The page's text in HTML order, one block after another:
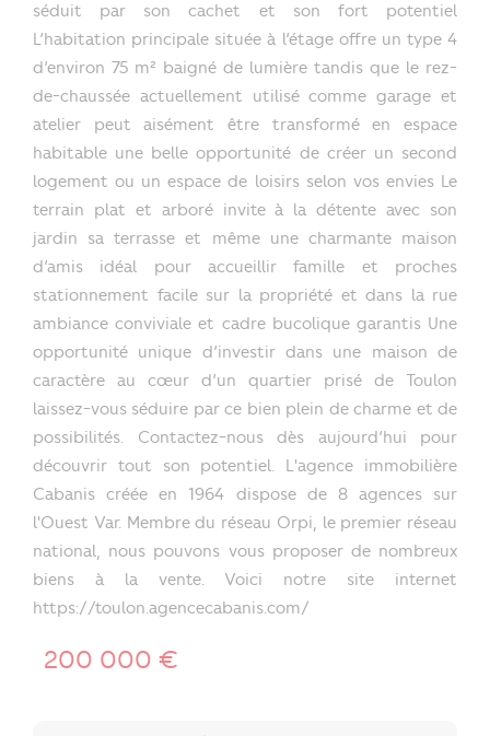
séduit par son cachet et son fort potentiel
L’habitation principale située à l’étage offre un type 4
d’environ 75 m² baigné de lumière tandis que le rez-
de-chaussée actuellement utilisé comme garage et
atelier peut aisément être transformé en espace
habitable une belle opportunité de créer un second
logement ou un espace de loisirs selon vos envies Le
terrain plat et arboré invite à la détente avec son
jardin sa terrasse et même une charmante maison
d’amis idéal pour accueillir famille et proches
stationnement facile sur la propriété et dans la rue
ambiance conviviale et cadre bucolique garantis Une
opportunité unique d’investir dans une maison de
caractère au cœur d’un quartier prisé de Toulon
laissez-vous séduire par ce bien plein de charme et de
possibilités. Contactez-nous dès aujourd’hui pour
découvrir tout son potentiel. L'agence immobilière
Cabanis créée en 1964 dispose de 8 agences sur
l'Ouest Var. Membre du réseau Orpi, le premier réseau
national, nous pouvons vous proposer de nombreux
biens à la vente. Voici notre site internet
https://toulon.agencecabanis.com/
200 000 €